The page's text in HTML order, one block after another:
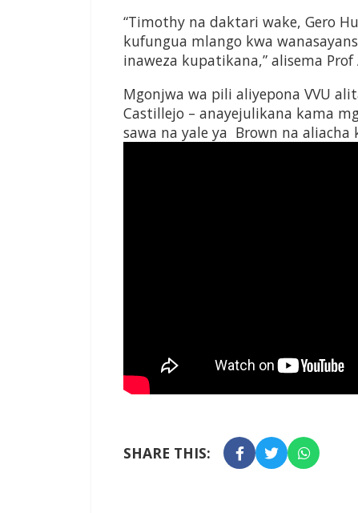
“Timothy na daktari wake, Gero
kufungua mlango kwa
inaweza kupatikana,” alisema
Mgonjwa wa pili aliyepona VVU
Castillejo – anayejulikana kama
sawa na yale ya Brown na aliacha
SHARE THIS: